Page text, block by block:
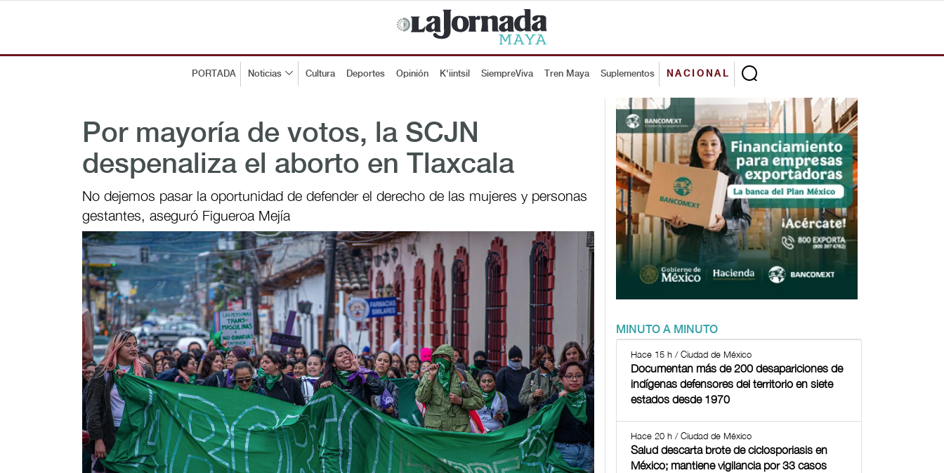
PORTADA Noticias Cultura Deportes Opinión K'iintsil SiempreViva Tren Maya Suplementos NACIONAL
Por mayoría de votos, la SCJN
despenaliza el aborto en Tlaxcala
No dejemos pasar la oportunidad de defender el derecho de las mujeres y personas
gestantes, aseguró Figueroa Mejía
MINUTO A MINUTO
Hace 15 h / Ciudad de México
Documentan más de 200 desapariciones de
indígenas defensores del territorio en siete
estados desde 1970
Hace 20 h / Ciudad de México
Salud descarta brote de ciclosporiasis en
México; mantiene vigilancia por 33 casos